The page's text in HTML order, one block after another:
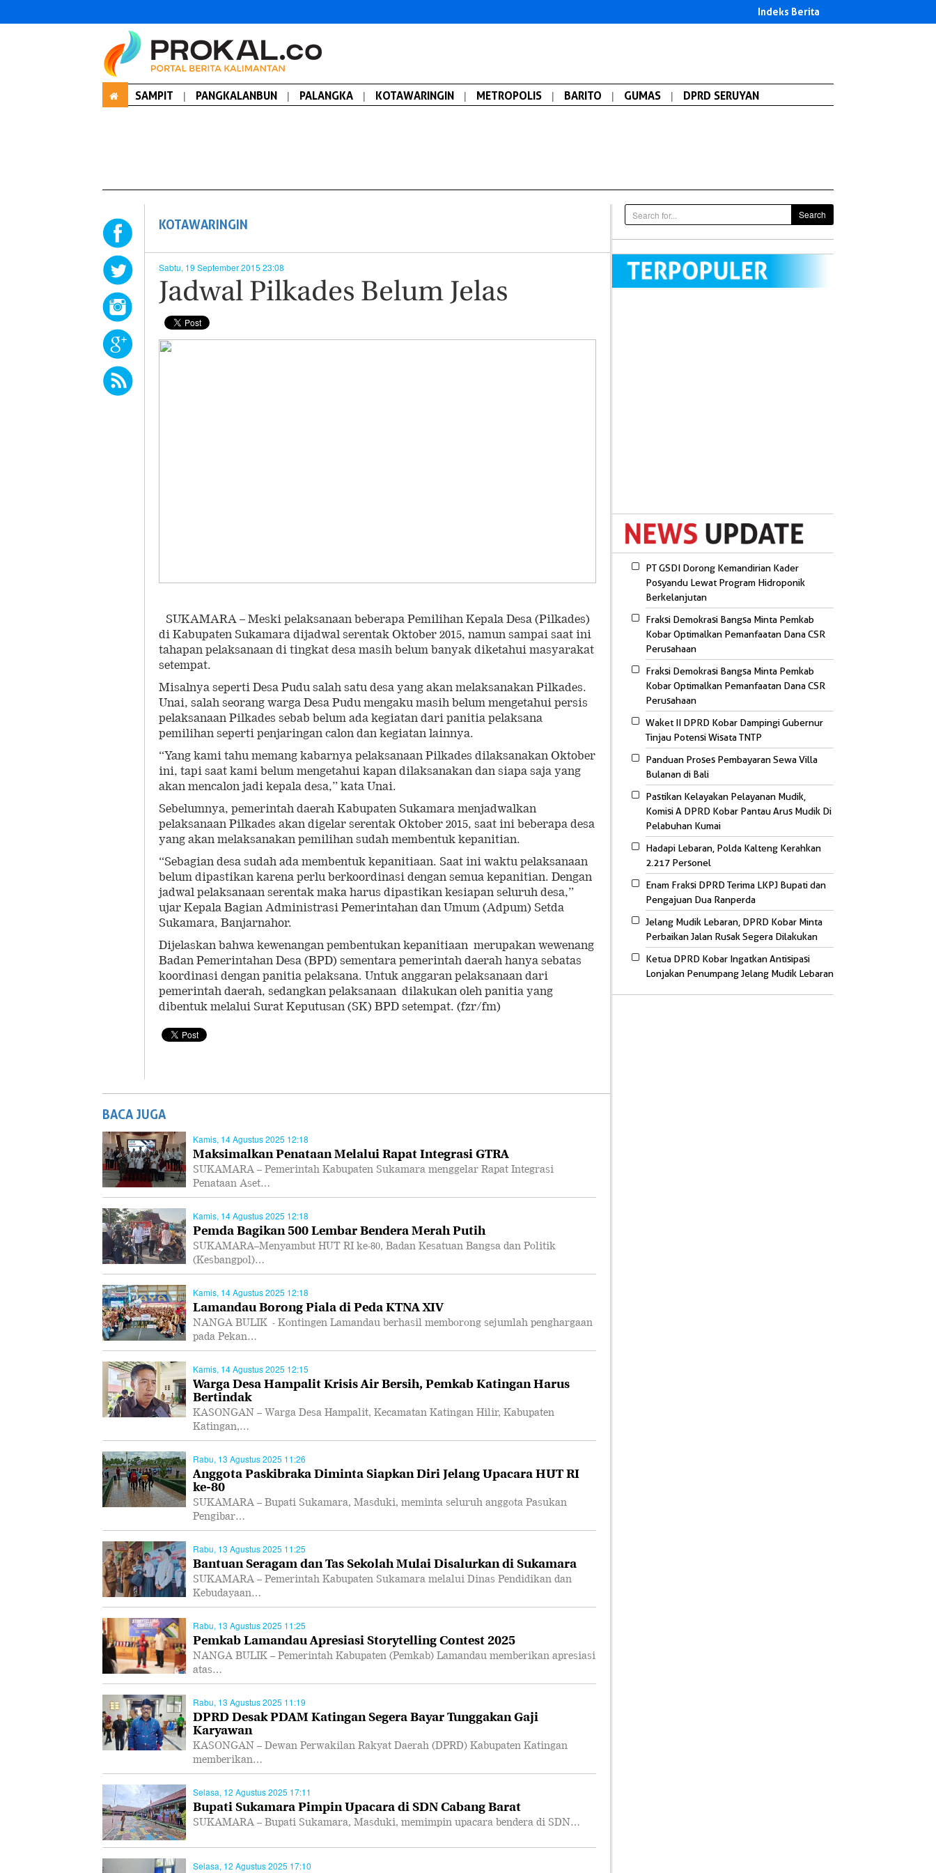
Indeks Berita
SAMPIT | PANGKALANBUN | PALANGKA | KOTAWARINGIN | METROPOLIS | BARITO | GUMAS | DPRD SERUYAN
KOTAWARINGIN
Sabtu, 19 September 2015 23:08
Jadwal Pilkades Belum Jelas
SUKAMARA – Meski pelaksanaan beberapa Pemilihan Kepala Desa (Pilkades)
di Kabupaten Sukamara dijadwal serentak Oktober 2015, namun sampai saat ini
tahapan pelaksanaan di tingkat desa masih belum banyak diketahui masyarakat
setempat.
Misalnya seperti Desa Pudu salah satu desa yang akan melaksanakan Pilkades.
Unai, salah seorang warga Desa Pudu mengaku masih belum mengetahui persis
pelaksanaan Pilkades sebab belum ada kegiatan dari panitia pelaksana
pemilihan seperti penjaringan calon dan kegiatan lainnya.
“Yang kami tahu memang kabarnya pelaksanaan Pilkades dilaksanakan Oktober
ini, tapi saat kami belum mengetahui kapan dilaksanakan dan siapa saja yang
akan mencalon jadi kepala desa,” kata Unai.
Sebelumnya, pemerintah daerah Kabupaten Sukamara menjadwalkan
pelaksanaan Pilkades akan digelar serentak Oktober 2015, saat ini beberapa desa
yang akan melaksanakan pemilihan sudah membentuk kepanitian.
“Sebagian desa sudah ada membentuk kepanitiaan. Saat ini waktu pelaksanaan
belum dipastikan karena perlu berkoordinasi dengan semua kepanitian. Dengan
jadwal pelaksanaan serentak maka harus dipastikan kesiapan seluruh desa,”
ujar Kepala Bagian Administrasi Pemerintahan dan Umum (Adpum) Setda
Sukamara, Banjarnahor.
Dijelaskan bahwa kewenangan pembentukan kepanitiaan merupakan wewenang
Badan Pemerintahan Desa (BPD) sementara pemerintah daerah hanya sebatas
koordinasi dengan panitia pelaksana. Untuk anggaran pelaksanaan dari
pemerintah daerah, sedangkan pelaksanaan dilakukan oleh panitia yang
dibentuk melalui Surat Keputusan (SK) BPD setempat. (fzr/fm)
BACA JUGA
Kamis, 14 Agustus 2025 12:18
Maksimalkan Penataan Melalui Rapat Integrasi GTRA
SUKAMARA – Pemerintah Kabupaten Sukamara menggelar Rapat Integrasi
Penataan Aset…
Kamis, 14 Agustus 2025 12:18
Pemda Bagikan 500 Lembar Bendera Merah Putih
SUKAMARA–Menyambut HUT RI ke-80, Badan Kesatuan Bangsa dan Politik
(Kesbangpol)…
Kamis, 14 Agustus 2025 12:18
Lamandau Borong Piala di Peda KTNA XIV
NANGA BULIK - Kontingen Lamandau berhasil memborong sejumlah penghargaan
pada Pekan…
Kamis, 14 Agustus 2025 12:15
Warga Desa Hampalit Krisis Air Bersih, Pemkab Katingan Harus
Bertindak
KASONGAN – Warga Desa Hampalit, Kecamatan Katingan Hilir, Kabupaten
Katingan,…
Rabu, 13 Agustus 2025 11:26
Anggota Paskibraka Diminta Siapkan Diri Jelang Upacara HUT RI
ke-80
SUKAMARA – Bupati Sukamara, Masduki, meminta seluruh anggota Pasukan
Pengibar…
Rabu, 13 Agustus 2025 11:25
Bantuan Seragam dan Tas Sekolah Mulai Disalurkan di Sukamara
SUKAMARA – Pemerintah Kabupaten Sukamara melalui Dinas Pendidikan dan
Kebudayaan…
Rabu, 13 Agustus 2025 11:25
Pemkab Lamandau Apresiasi Storytelling Contest 2025
NANGA BULIK – Pemerintah Kabupaten (Pemkab) Lamandau memberikan apresiasi
atas…
Rabu, 13 Agustus 2025 11:19
DPRD Desak PDAM Katingan Segera Bayar Tunggakan Gaji
Karyawan
KASONGAN – Dewan Perwakilan Rakyat Daerah (DPRD) Kabupaten Katingan
memberikan…
Selasa, 12 Agustus 2025 17:11
Bupati Sukamara Pimpin Upacara di SDN Cabang Barat
SUKAMARA – Bupati Sukamara, Masduki, memimpin upacara bendera di SDN…
Selasa, 12 Agustus 2025 17:10
Search
PT GSDI Dorong Kemandirian Kader
Posyandu Lewat Program Hidroponik
Berkelanjutan
Fraksi Demokrasi Bangsa Minta Pemkab
Kobar Optimalkan Pemanfaatan Dana CSR
Perusahaan
Fraksi Demokrasi Bangsa Minta Pemkab
Kobar Optimalkan Pemanfaatan Dana CSR
Perusahaan
Waket II DPRD Kobar Dampingi Gubernur
Tinjau Potensi Wisata TNTP
Panduan Proses Pembayaran Sewa Villa
Bulanan di Bali
Pastikan Kelayakan Pelayanan Mudik,
Komisi A DPRD Kobar Pantau Arus Mudik Di
Pelabuhan Kumai
Hadapi Lebaran, Polda Kalteng Kerahkan
2.217 Personel
Enam Fraksi DPRD Terima LKPJ Bupati dan
Pengajuan Dua Ranperda
Jelang Mudik Lebaran, DPRD Kobar Minta
Perbaikan Jalan Rusak Segera Dilakukan
Ketua DPRD Kobar Ingatkan Antisipasi
Lonjakan Penumpang Jelang Mudik Lebaran